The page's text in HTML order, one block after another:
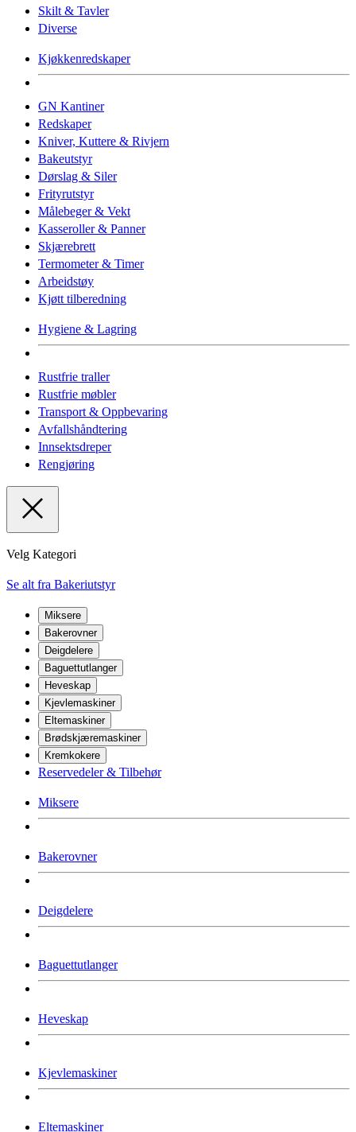
Skilt & Tavler
Diverse
Kjøkkenredskaper
GN Kantiner
Redskaper
Kniver, Kuttere & Rivjern
Bakeutstyr
Dørslag & Siler
Frityrutstyr
Målebeger & Vekt
Kasseroller & Panner
Skjærebrett
Termometer & Timer
Arbeidstøy
Kjøtt tilberedning
Hygiene & Lagring
Rustfrie traller
Rustfrie møbler
Transport & Oppbevaring
Avfallshåndtering
Innsektsdreper
Rengjøring
Velg Kategori
Se alt fra Bakeriutstyr
Miksere
Bakerovner
Deigdelere
Baguettutlanger
Heveskap
Kjevlemaskiner
Eltemaskiner
Brødskjæremaskiner
Kremkokere
Reservedeler & Tilbehør
Miksere
Bakerovner
Deigdelere
Baguettutlanger
Heveskap
Kjevlemaskiner
Eltemaskiner